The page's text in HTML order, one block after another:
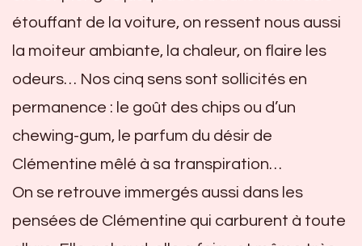
étouffant de la voiture, on ressent nous aussi
la moiteur ambiante, la chaleur, on flaire les
odeurs… Nos cinq sens sont sollicités en
permanence : le goût des chips ou d’un
chewing-gum, le parfum du désir de
Clémentine mêlé à sa transpiration…
On se retrouve immergés aussi dans les
pensées de Clémentine qui carburent à toute